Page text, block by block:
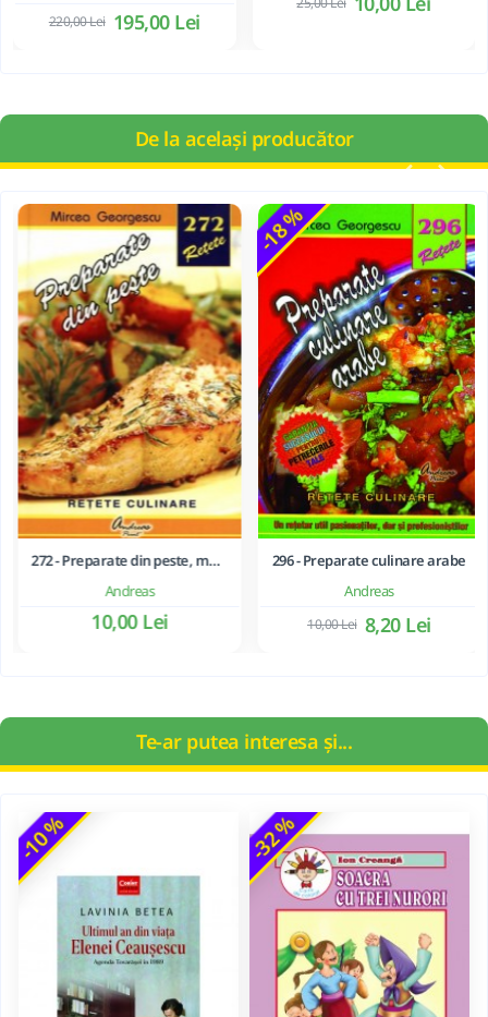
195,00 Lei
220,00 Lei
De la același producător
Andreas
272 - Preparate din peste, moluste si crustacee
10,00 Lei
-18 %
Andreas
296 - Preparate culinare arabe
8,20 Lei
10,00 Lei
Te-ar putea interesa și...
-10 % -32 %